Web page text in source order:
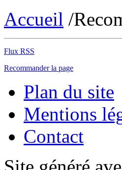
Accueil /
Flux RSS
Recommander la page
Plan du site
Mentions
Contact